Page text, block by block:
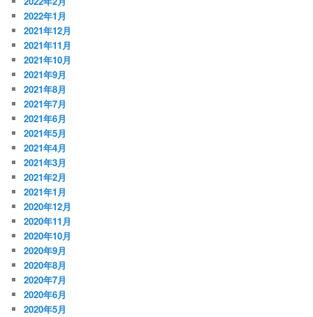
2022年1月
2021年12月
2021年11月
2021年10月
2021年9月
2021年8月
2021年7月
2021年6月
2021年5月
2021年4月
2021年3月
2021年2月
2021年1月
2020年12月
2020年11月
2020年10月
2020年9月
2020年8月
2020年7月
2020年6月
2020年5月